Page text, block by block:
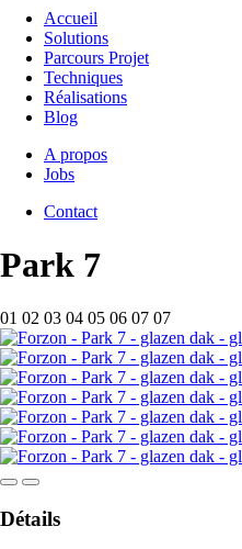
Hoofdnavigatie
Forzon
Accueil
Solutions
Parcours Projet
Techniques
Réalisations
Blog
Secundaire
navigatie
Forzon
A propos
Jobs
navigatie
Forzon
Contact
Park 7
01 02 03 04 05 06 07 07
Détails